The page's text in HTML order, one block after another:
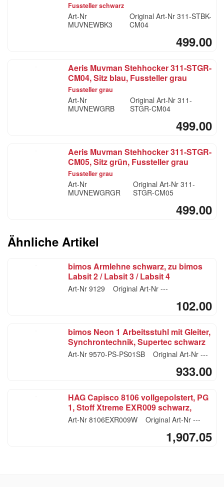
Fussteller schwarz
Art-Nr
MUVNEWBK3
Original Art-Nr 311-STBK-
CM04
499.00
Aeris Muvman Stehhocker 311-STGR-
CM04, Sitz blau, Fussteller grau
Fussteller grau
Art-Nr
MUVNEWGRB
Original Art-Nr 311-
STGR-CM04
499.00
Aeris Muvman Stehhocker 311-STGR-
CM05, Sitz grün, Fussteller grau
Fussteller grau
Art-Nr
MUVNEWGRGR
Original Art-Nr 311-
STGR-CM05
499.00
Ähnliche Artikel
bimos Armlehne schwarz, zu bimos
Labsit 2 / Labsit 3 / Labsit 4
Art-Nr 9129 Original Art-Nr ---
102.00
bimos Neon 1 Arbeitsstuhl mit Gleiter,
Synchrontechnik, Supertec schwarz
PS01, Flexband blau
Art-Nr 9570-PS-PS01SB Original Art-Nr ---
933.00
HAG Capisco 8106 vollgepolstert, PG
1, Stoff Xtreme EXR009 schwarz,
Gestell weiss
Art-Nr 8106EXR009W Original Art-Nr ---
1,907.05